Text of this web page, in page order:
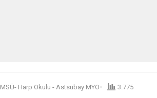
MSÜ- Harp Okulu - Astsubay MYO 3.775